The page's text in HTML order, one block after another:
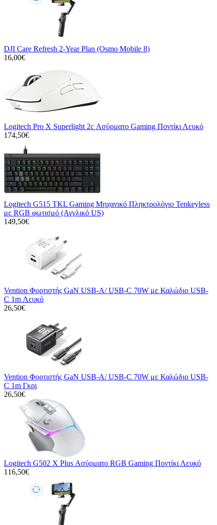
DJI Care Refresh 2-Year Plan (Osmo Mobile 8)
16,00€
Logitech Pro X Superlight 2c Ασύρματο Gaming Ποντίκι Λευκό
174,50€
Logitech G515 TKL Gaming Μηχανικό Πληκτρολόγιο Tenkeyless
με RGB φωτισμό (Αγγλικό US)
149,50€
Vention Φορτιστής GaN USB-A/ USB-C 70W με Καλώδιο USB-
C 1m Λευκό
26,50€
Vention Φορτιστής GaN USB-A/ USB-C 70W με Καλώδιο USB-
C 1m Γκρι
26,50€
Logitech G502 X Plus Ασύρματο RGB Gaming Ποντίκι Λευκό
116,50€